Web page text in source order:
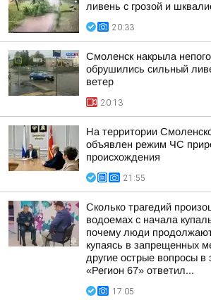
ливень с грозой и
20:33
Смоленск накрыла
обрушились сильный
ветер
20:13
На территории
объявлен режим ЧС
происхождения
21:55
Сколько трагедий
водоемах с начала
почему люди
купаясь в запрещенных
другие острые вопросы
«Регион 67» ответил...
17:05